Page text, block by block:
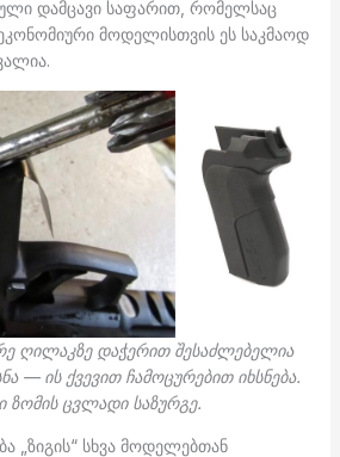
დამცავი საფარით, რომელსაც
ეკონომიური მოდელისთვის ეს საკმაოდ
ღილაკზე დაჭერით შესაძლებელია
— ის ქვევით ჩამოცურებით იხსნება.
ზომის ცვლადი საზურგე.
„ზიგის“ სხვა მოდელებთან